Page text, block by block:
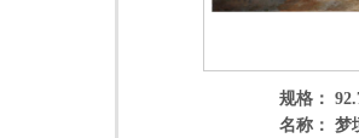
规格：
名称： 梦